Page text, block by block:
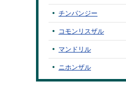
チンパンジー
コモンリスザル
マンドリル
ニホンザル